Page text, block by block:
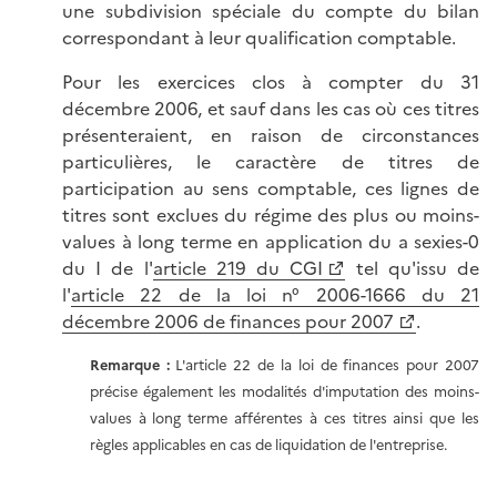
une subdivision spéciale du compte du bilan
correspondant à leur qualification comptable.
Pour les exercices clos à compter du 31
décembre 2006, et sauf dans les cas où ces titres
présenteraient, en raison de circonstances
particulières, le caractère de titres de
participation au sens comptable, ces lignes de
titres sont exclues du régime des plus ou moins-
values à long terme en application du a sexies-0
du I de l'article 219 du CGI
tel qu'issu de
l'article 22 de la loi n° 2006-1666 du 21
décembre 2006 de finances pour 2007
.
Remarque :L'article 22 de la loi de finances pour 2007
précise également les modalités d'imputation des moins-
values à long terme afférentes à ces titres ainsi que les
règles applicables en cas de liquidation de l'entreprise.